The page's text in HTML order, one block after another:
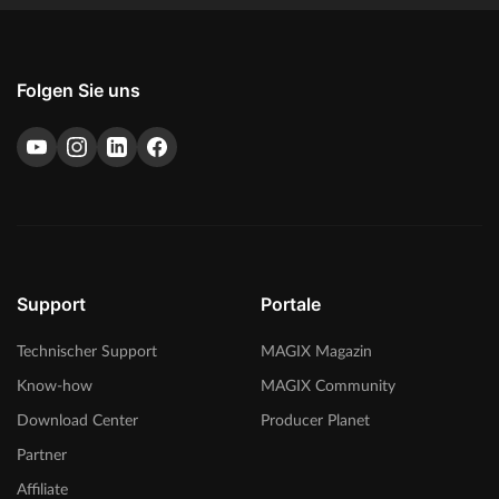
Folgen Sie uns
Support
Technischer Support
Know-how
Download Center
Partner
Affiliate
Portale
MAGIX Magazin
MAGIX Community
Producer Planet